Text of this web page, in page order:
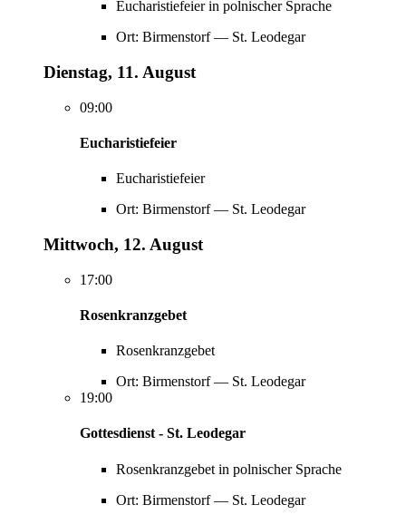
Eucharistiefeier in polnischer Sprache
Ort: Birmenstorf — St. Leodegar
Dienstag, 11. August
09:00
Eucharistiefeier
Eucharistiefeier
Ort: Birmenstorf — St. Leodegar
Mittwoch, 12. August
17:00
Rosenkranzgebet
Rosenkranzgebet
Ort: Birmenstorf — St. Leodegar
19:00
Gottesdienst - St. Leodegar
Rosenkranzgebet in polnischer Sprache
Ort: Birmenstorf — St. Leodegar